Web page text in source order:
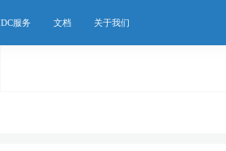
服务 文档 关于我们